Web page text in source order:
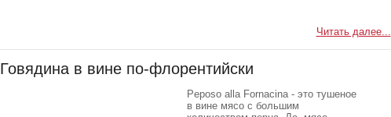
Читать далее...
Говядина в вине по-флорентийски
Peposo alla Fornacina - это тушеное
в вине мясо с большим